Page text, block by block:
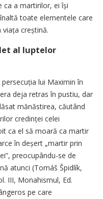
a martirilor, ei își
toate elementele care
creștină.
al luptelor
lui Maximin în
deja retras în pustiu, dar
mănăstirea, căutând
credinței celei
ca el să moară ca martir
în deșert „martir prin
preocupându-se de
atunci (Tomáš Špidlík,
III, Monahismul, Ed.
pe care